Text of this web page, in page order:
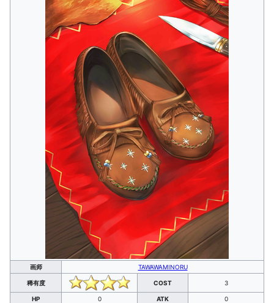
画师 TAWAWAMINORU
稀有度 COST 3
HP 0 ATK 0